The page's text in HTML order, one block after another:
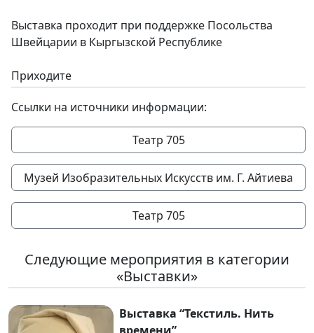
Выставка проходит при поддержке Посольства
Швейцарии в Кыргызской Республике
Приходите
Ссылки на источники информации:
Театр 705
Музей Изобразительных Искусств им. Г. Айтиева
Театр 705
Следующие мероприятия в категории
«Выставки»
Выставка “Текстиль. Нить